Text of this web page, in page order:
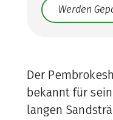
Translate:
Der
bekannt für
langen